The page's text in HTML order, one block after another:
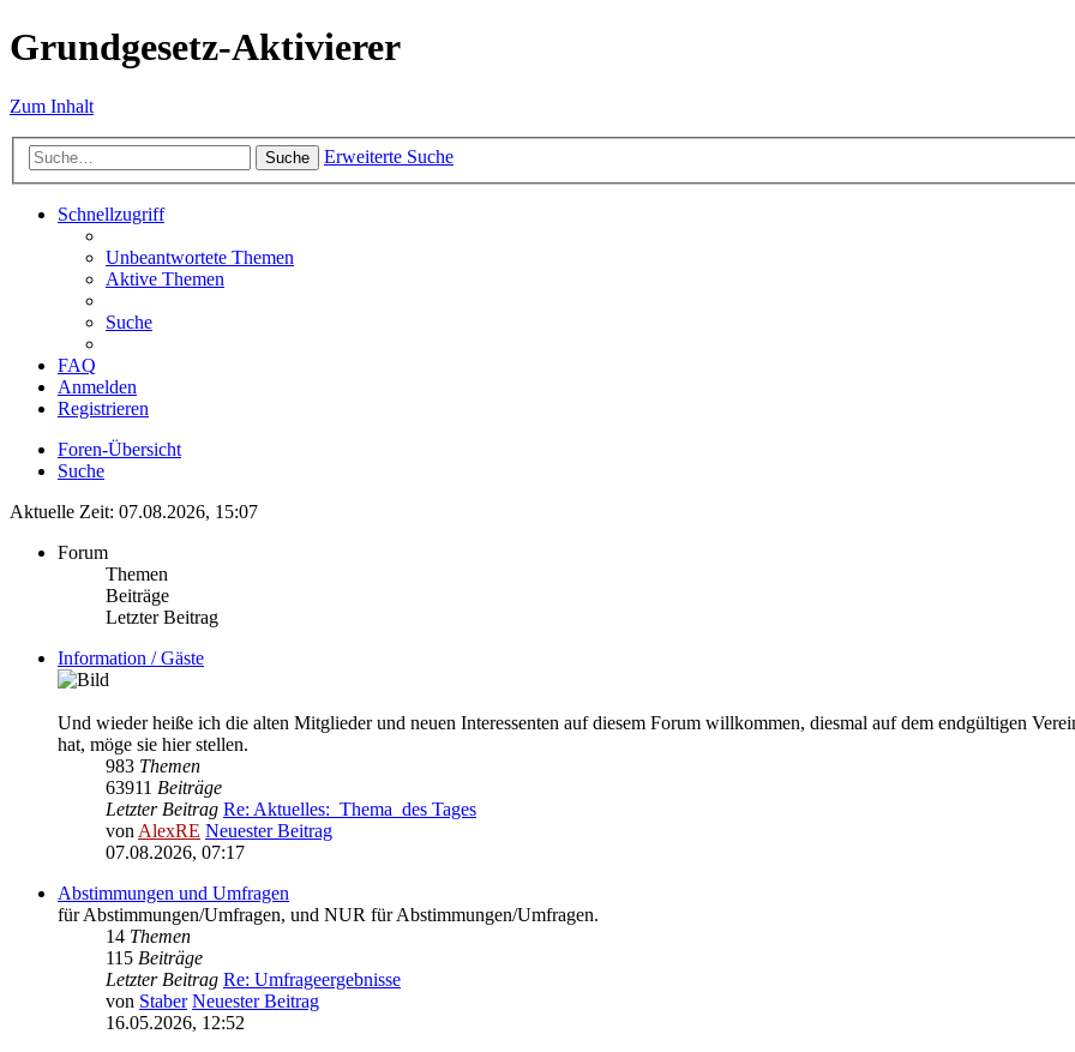
Grundgesetz-Aktivierer
Zum Inhalt
Suche Erweiterte Suche
Schnellzugriff
Unbeantwortete Themen
Aktive Themen
Suche
FAQ
Anmelden
Registrieren
Foren-Übersicht
Suche
Aktuelle Zeit: 07.08.2026, 15:07
Forum
Themen
Beiträge
Letzter Beitrag
Information / Gäste
Und wieder heiße ich die alten Mitglieder und neuen Interessenten auf diesem Forum willkommen, diesmal auf dem endgültigen
hat, möge sie hier stellen.
983 Themen
63911 Beiträge
Letzter Beitrag Re: Aktuelles:_Thema_des Tages
vonAlexRE Neuester Beitrag
07.08.2026, 07:17
Abstimmungen und Umfragen
für Abstimmungen/Umfragen, und NUR für Abstimmungen/Umfragen.
14 Themen
115 Beiträge
Letzter Beitrag Re: Umfrageergebnisse
von Staber Neuester Beitrag
16.05.2026, 12:52